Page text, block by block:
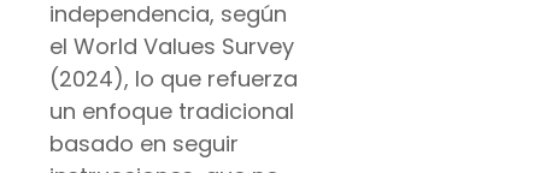
independencia, según
el World Values Survey
(2024), lo que refuerza
un enfoque tradicional
basado en seguir